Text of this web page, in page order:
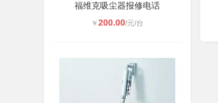
福维克吸尘器报修电话
￥ 200.00/元/台